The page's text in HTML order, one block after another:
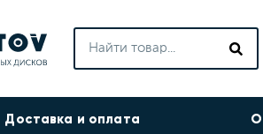
Доставка и оплата О